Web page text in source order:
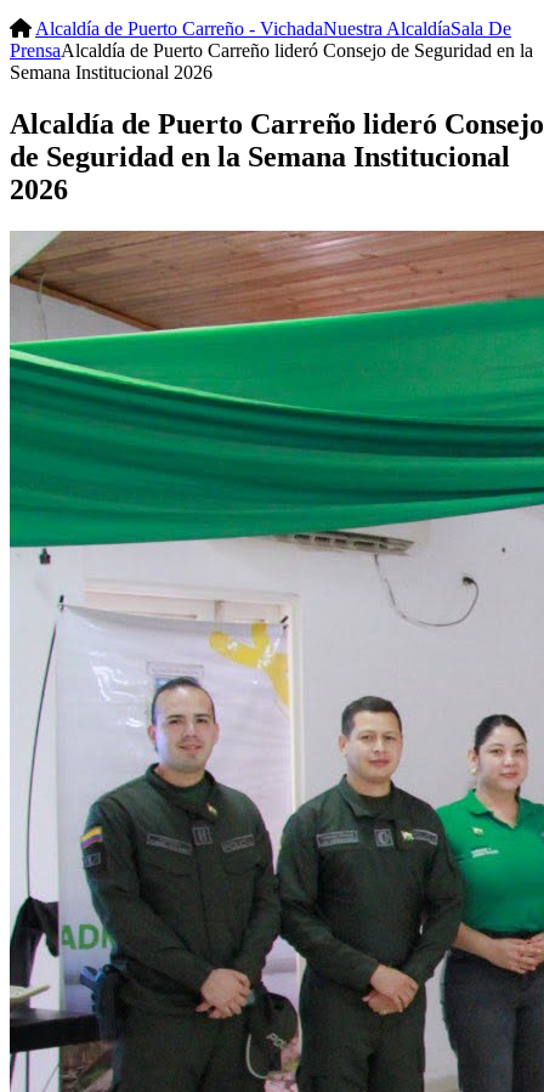
Alcaldía de Puerto Carreño - VichadaNuestra AlcaldíaSala De
PrensaAlcaldía de Puerto Carreño lideró Consejo de Seguridad en la
Semana Institucional 2026
Alcaldía de Puerto Carreño lideró Consejo
de Seguridad en la Semana Institucional
2026